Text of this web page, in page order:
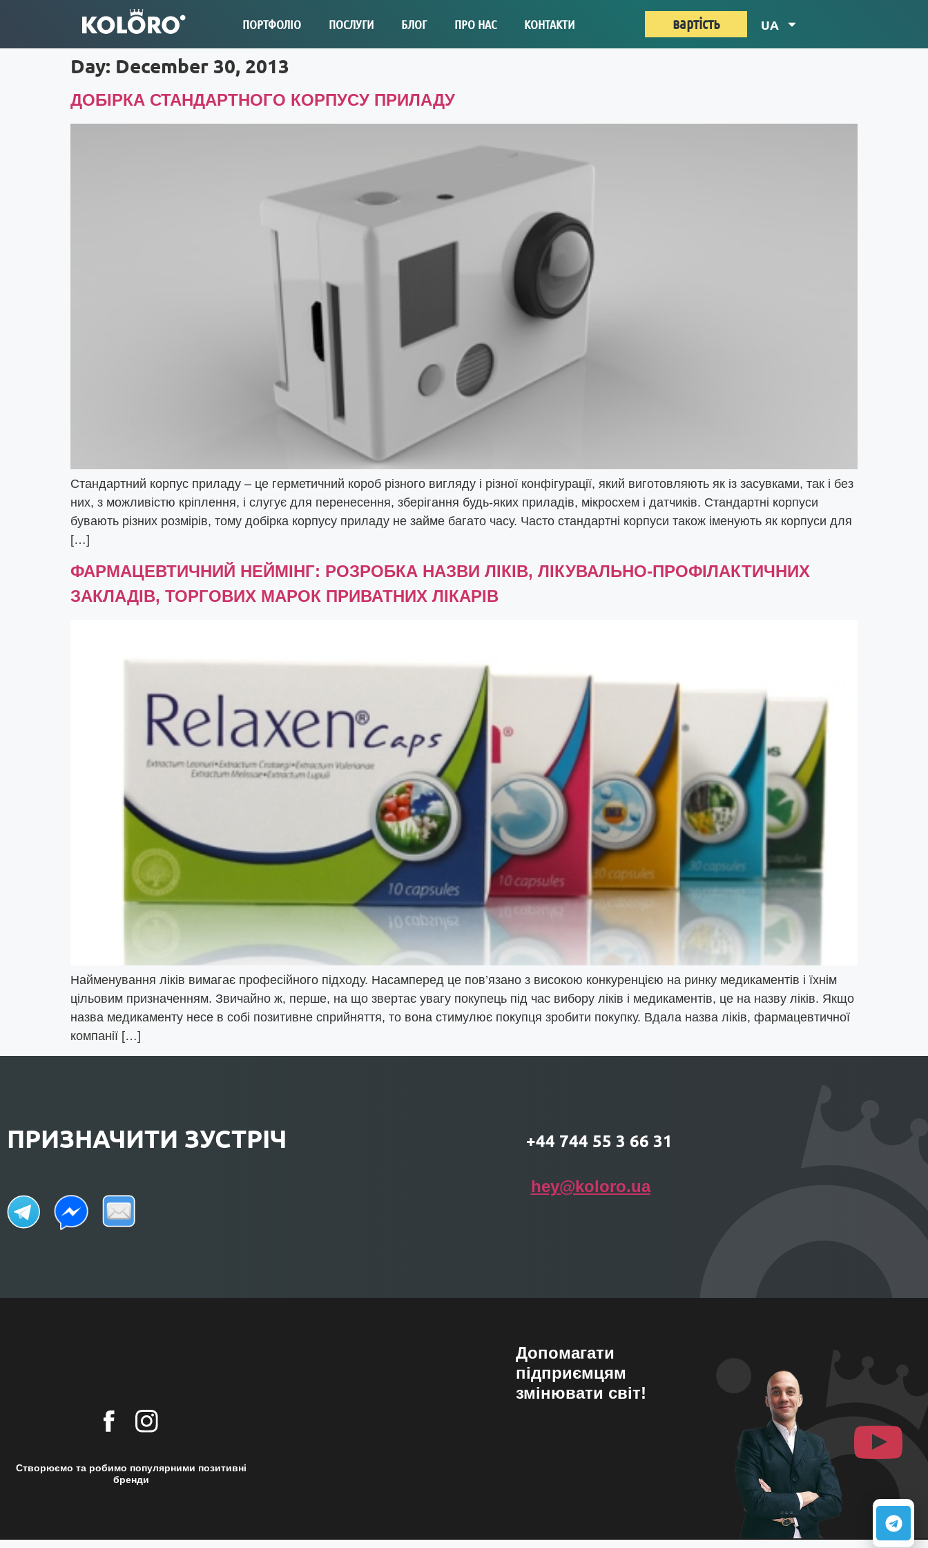
ПОРТФОЛІО ПОСЛУГИ БЛОГ ПРО НАС КОНТАКТИ вартість UA
Day: December 30, 2013
ДОБІРКА СТАНДАРТНОГО КОРПУСУ ПРИЛАДУ
Стандартний корпус приладу – це герметичний короб різного вигляду і різної конфігурації, який виготовляють як із засувками, так і без
них, з можливістю кріплення, і слугує для перенесення, зберігання будь-яких приладів, мікросхем і датчиків. Стандартні корпуси
бувають різних розмірів, тому добірка корпусу приладу не займе багато часу. Часто стандартні корпуси також іменують як корпуси для
[…]
ФАРМАЦЕВТИЧНИЙ НЕЙМІНГ: РОЗРОБКА НАЗВИ ЛІКІВ, ЛІКУВАЛЬНО-ПРОФІЛАКТИЧНИХ
ЗАКЛАДІВ, ТОРГОВИХ МАРОК ПРИВАТНИХ ЛІКАРІВ
Найменування ліків вимагає професійного підходу. Насамперед це пов’язано з високою конкуренцією на ринку медикаментів і їхнім
цільовим призначенням. Звичайно ж, перше, на що звертає увагу покупець під час вибору ліків і медикаментів, це на назву ліків. Якщо
назва медикаменту несе в собі позитивне сприйняття, то вона стимулює покупця зробити покупку. Вдала назва ліків, фармацевтичної
компанії […]
ПРИЗНАЧИТИ ЗУСТРІЧ +44 744 55 3 66 31
hey@koloro.ua
Створюємо та робимо популярними позитивні
бренди
Допомагати
підприємцям
змінювати світ!